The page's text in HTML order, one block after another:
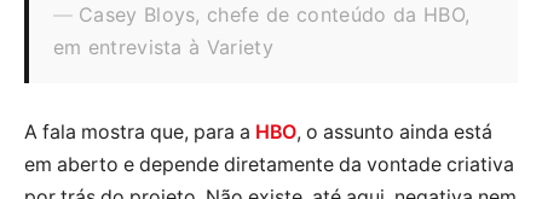
Casey Bloys, chefe de conteúdo da HBO,
em entrevista à Variety
A fala mostra que, para a HBO, o assunto ainda está
em aberto e depende diretamente da vontade criativa